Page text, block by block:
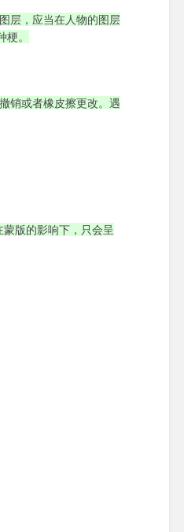
层，应当在人物的图层
。
销或者橡皮擦更改。遇
蒙版的影响下，只会呈